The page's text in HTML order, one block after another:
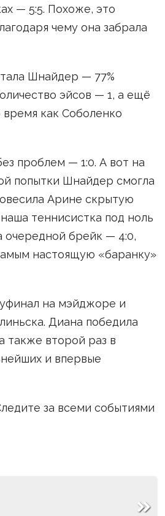
— 5:5. Похоже, это
чему она забрала
Шнайдер — 77%
эйсов — 1, а ещё
как Соболенко
проблем — 1:0. А вот на
попытки Шнайдер смогла
Арине скрытую
теннисистка под ноль
очередной брейк — 4:0,
настоящую «баранку»
на мэйджоре и
Диана победила
также второй раз в
и впервые
за всеми событиями